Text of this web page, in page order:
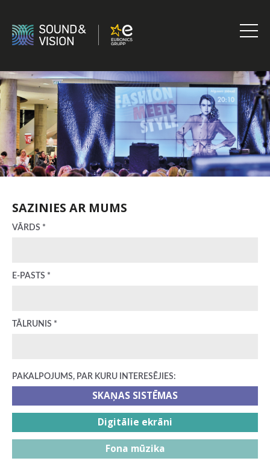
content
Sound
Kontakti
SAZINIES AR MUMS
VĀRDS *
E-PASTS *
TĀLRUNIS *
PAKALPOJUMS, PAR KURU INTERESĒJIES:
SKAŅAS SISTĒMAS
Digitālie ekrāni
Fona mūzika